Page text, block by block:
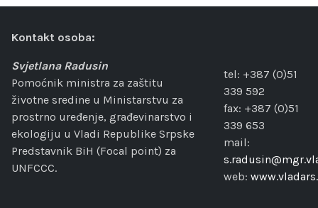
Kontakt osoba:
Svjetlana Radusin
Pomoćnik ministra za zaštitu
životne sredine u Ministarstvu za
prostrno uređenje, građevinarstvo i
ekologiju u Vladi Republike Srpske
Predstavnik BiH (Focal point) za
UNFCCC.
tel: +387 (0)51
339 592
fax: +387 (0)51
339 653
mail:
web: